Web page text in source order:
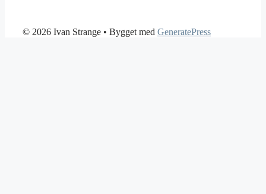
© 2026 Ivan Strange • Bygget med GeneratePress